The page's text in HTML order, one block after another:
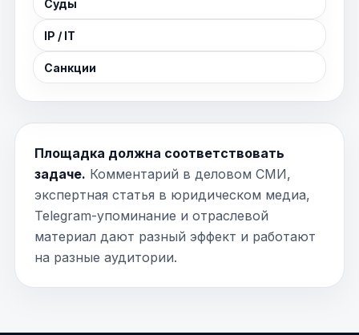
Суды
IP / IT
Санкции
Площадка должна соответствовать
задаче. Комментарий в деловом СМИ,
экспертная статья в юридическом медиа,
Telegram-упоминание и отраслевой
материал дают разный эффект и работают
на разные аудитории.